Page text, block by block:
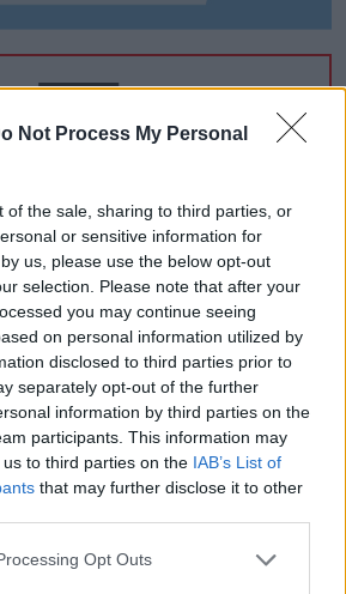
Not Process My Personal
of the sale, sharing to third parties, or
or sensitive information for
us, please use the below opt-out
selection. Please note that after your
you may continue seeing
on personal information utilized by
disclosed to third parties prior to
separately opt-out of the further
information by third parties on the
participants. This information may
to third parties on the IAB’s List of
that may further disclose it to other
Opt Outs
MÉG